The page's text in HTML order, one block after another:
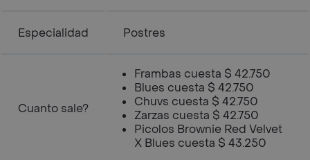
Especialidad Postres
Cuanto sale?
Frambas cuesta $ 42.750
Blues cuesta $ 42.750
Chuvs cuesta $ 42.750
Zarzas cuesta $ 42.750
Picolos Brownie Red Velvet
X Blues cuesta $ 43.250